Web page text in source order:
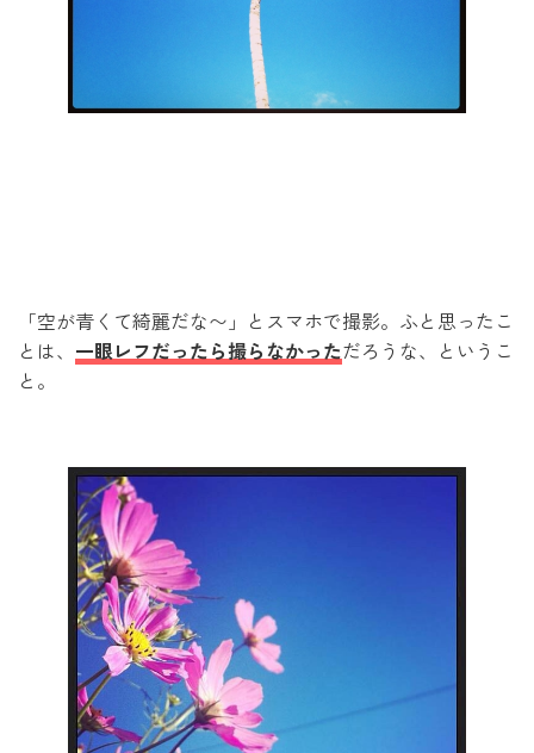
「空が青くて綺麗だな〜」とスマホで撮影。ふと思ったこ
とは、 一眼レフだったら撮らなかっただろうな、というこ
と。